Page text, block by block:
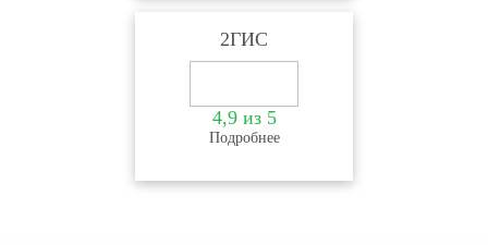
2ГИС
4,9 из 5
Подробнее